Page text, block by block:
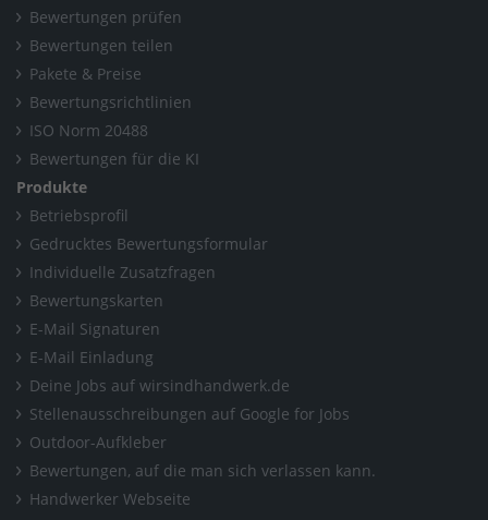
Bewertungen prüfen
Bewertungen teilen
Pakete & Preise
Bewertungsrichtlinien
ISO Norm 20488
Bewertungen für die KI
Produkte
Betriebsprofil
Gedrucktes Bewertungsformular
Individuelle Zusatzfragen
Bewertungskarten
E-Mail Signaturen
E-Mail Einladung
Deine Jobs auf wirsindhandwerk.de
Stellenausschreibungen auf Google for Jobs
Outdoor-Aufkleber
Bewertungen, auf die man sich verlassen kann.
Handwerker Webseite